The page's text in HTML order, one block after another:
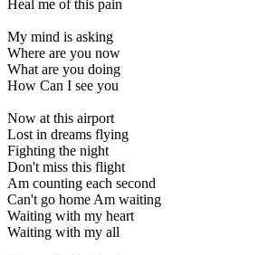
Heal me of this pain
My mind is asking
Where are you now
What are you doing
How Can I see you
Now at this airport
Lost in dreams flying
Fighting the night
Don't miss this flight
Am counting each second
Can't go home Am waiting
Waiting with my heart
Waiting with my all